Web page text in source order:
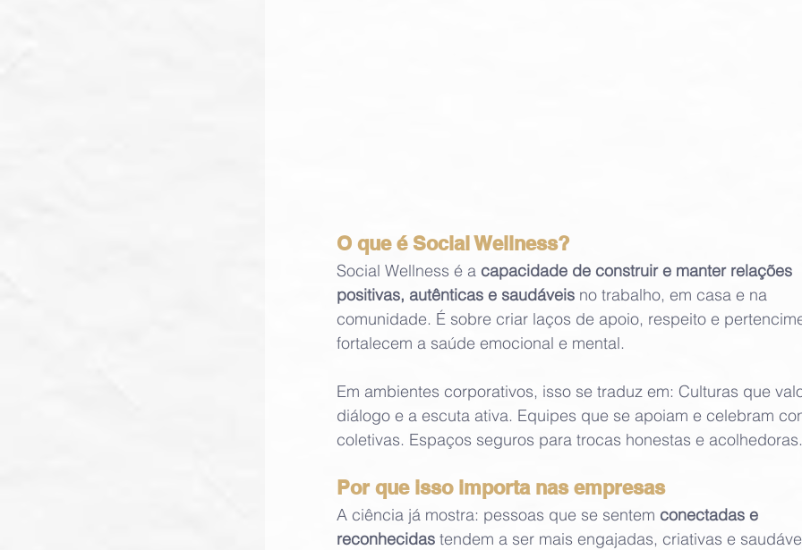
O que é Social Wellness?
Social Wellness é a capacidade de construir e manter relações
positivas, autênticas e saudáveis no trabalho, em casa e na
comunidade. É sobre criar laços de apoio, respeito e
fortalecem a saúde emocional e mental.
Em ambientes corporativos, isso se traduz em: Culturas que
diálogo e a escuta ativa. Equipes que se apoiam e celebram
coletivas. Espaços seguros para trocas honestas e acolhedoras.
Por que isso importa nas empresas
A ciência já mostra: pessoas que se sentem conectadas e
reconhecidas tendem a ser mais engajadas, criativas e